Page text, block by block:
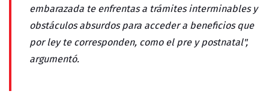
embarazada te enfrentas a trámites interminables y
obstáculos absurdos para acceder a beneficios que
por ley te corresponden, como el pre y postnatal",
argumentó.